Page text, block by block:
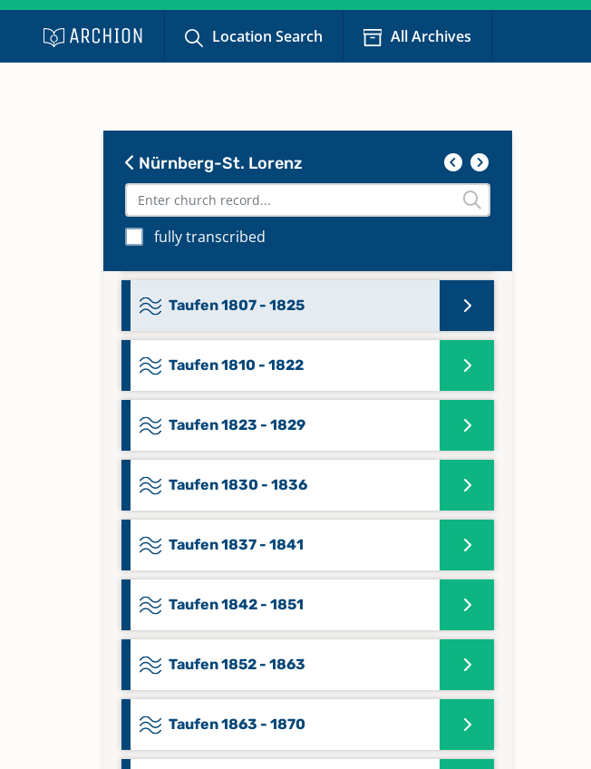
Location Search All Archives
Nürnberg-St. Lorenz
fully transcribed
Taufen 1771 - 1782
Taufen 1778 - 1800
Taufen 1799 - 1819
Taufen 1801 - 1807
Taufen 1807 - 1825
Taufen 1810 - 1822
Taufen 1823 - 1829
Taufen 1830 - 1836
Taufen 1837 - 1841
Taufen 1842 - 1851
Taufen 1852 - 1863
Taufen 1863 - 1870